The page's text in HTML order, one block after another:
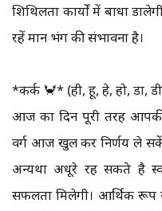
शिथिलता कार्यों में बाधा
रहें मान भंग की संभावना है।
*कर्क 🦀* (ही, हू, हे, हो, डा,
आज का दिन पूरी तरह
वर्ग आज खुल कर निर्णय ले
अन्यथा अधूरे रह सकते है
सफलता मिलेगी। आर्थिक